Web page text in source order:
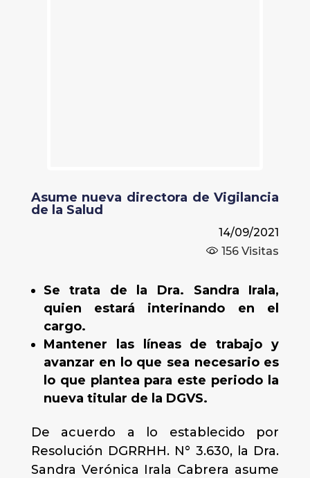
Asume nueva directora de Vigilancia
de la Salud
14/09/2021
156 Visitas
Se trata de la Dra. Sandra Irala,
quien estará interinando en el
cargo.
Mantener las líneas de trabajo y
avanzar en lo que sea necesario es
lo que plantea para este periodo la
nueva titular de la DGVS.
De acuerdo a lo establecido por
Resolución DGRRHH. N° 3.630, la Dra.
Sandra Verónica Irala Cabrera asume